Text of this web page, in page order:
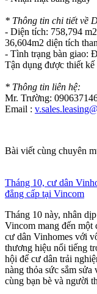
* Thông tin chi tiết về
- Diện tích: 758,794
36,604m2 diện tích
- Tình trạng bàn giao:
Tận dụng được thiết
* Thông tin liên hệ:
Mr. Trường:
Email :
Bài viết cùng chuyên
Tháng 10, cư dân
đẳng cấp tại Vincom
Tháng 10 này, nhân
Vincom mang đến một
cư dân Vinhomes với
thương hiệu nổi tiếng
hội để cư dân trải
nàng thỏa sức sắm
cùng bạn bè và người